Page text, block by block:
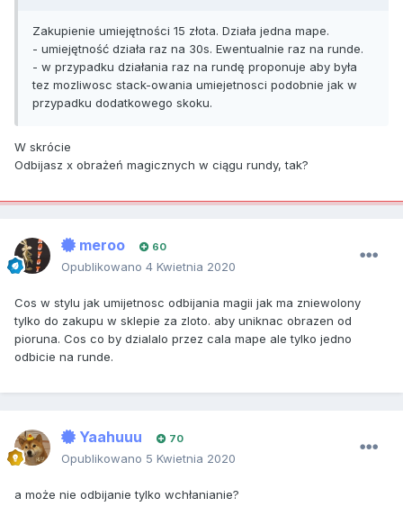
Zakupienie umiejętności 15 złota. Działa jedna mape.
- umiejętność działa raz na 30s. Ewentualnie raz na runde.
- w przypadku działania raz na rundę proponuje aby była
tez mozliwosc stack-owania umiejetnosci podobnie jak w
przypadku dodatkowego skoku.
W skrócie
Odbijasz x obrażeń magicznych w ciągu rundy, tak?
meroo 60
Opublikowano 4 Kwietnia 2020
Cos w stylu jak umijetnosc odbijania magii jak ma zniewolony
tylko do zakupu w sklepie za zloto. aby uniknac obrazen od
pioruna. Cos co by dzialalo przez cala mape ale tylko jedno
odbicie na runde.
Yaahuuu 70
Opublikowano 5 Kwietnia 2020
a może nie odbijanie tylko wchłanianie?